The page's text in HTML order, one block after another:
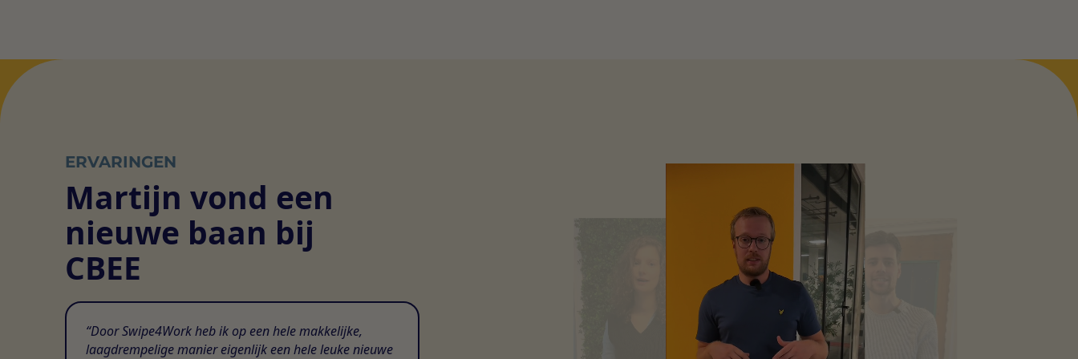
ERVARINGEN
Martijn vond een
nieuwe baan bij
CBEE
Door Swipe4Work heb ik op een hele makkelijke,
laagdrempelige manier eigenlijk een hele leuke nieuwe